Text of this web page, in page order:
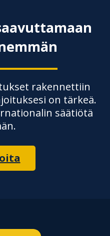
rakennettiin
on tärkeä.
säätiötä